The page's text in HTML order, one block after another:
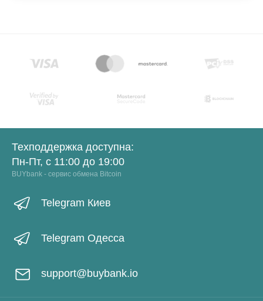
Техподдержка доступна:
Пн-Пт, с 11:00 до 19:00
BUYbank - сервис обмена Bitcoin
Telegram Киев
Telegram Одесса
support@buybank.io